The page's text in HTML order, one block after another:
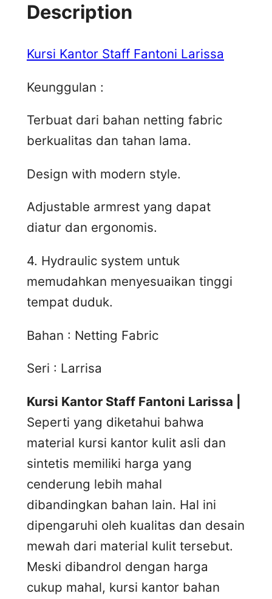
Description
Kursi Kantor Staff Fantoni Larissa
Keunggulan :
Terbuat dari bahan netting fabric
berkualitas dan tahan lama.
Design with modern style.
Adjustable armrest yang dapat
diatur dan ergonomis.
4. Hydraulic system untuk
memudahkan menyesuaikan tinggi
tempat duduk.
Bahan : Netting Fabric
Seri : Larrisa
Kursi Kantor Staff Fantoni Larissa |
Seperti yang diketahui bahwa
material kursi kantor kulit asli dan
sintetis memiliki harga yang
cenderung lebih mahal
dibandingkan bahan lain. Hal ini
dipengaruhi oleh kualitas dan desain
mewah dari material kulit tersebut.
Meski dibandrol dengan harga
cukup mahal, kursi kantor bahan